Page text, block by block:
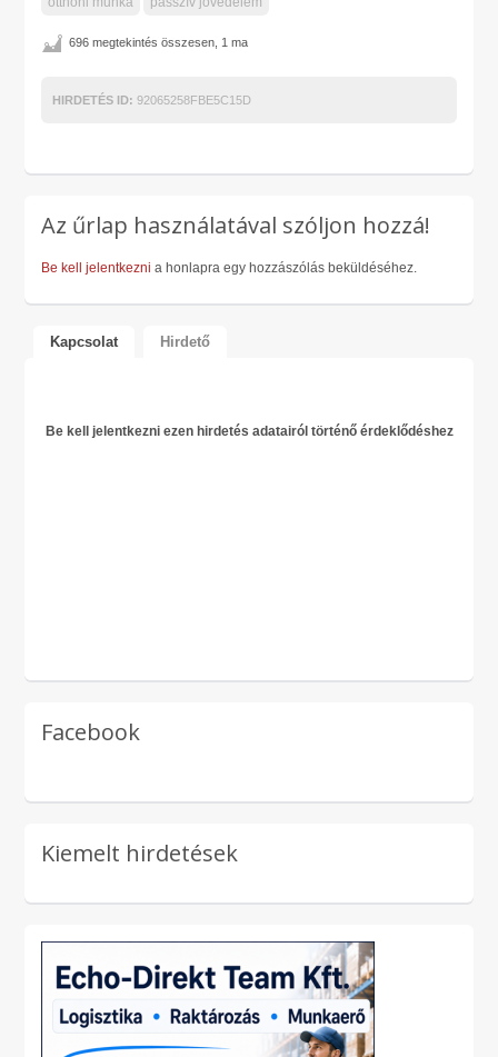
696 megtekintés összesen, 1 ma
HIRDETÉS ID:92065258FBE5C15D
Az űrlap használatával szóljon hozzá!
Be kell jelentkezni a honlapra egy hozzászólás beküldéséhez.
Kapcsolat Hirdető
Be kell jelentkezni ezen hirdetés adatairól történő érdeklődéshez
Facebook
Kiemelt hirdetések